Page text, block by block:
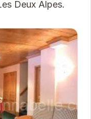
Deux Alpes.